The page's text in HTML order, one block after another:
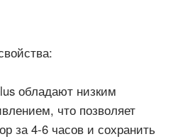
обладают низким
что позволяет
за 4-6 часов и сохранить